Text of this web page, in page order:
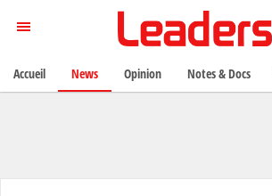
Accueil News Opinion Notes & Docs